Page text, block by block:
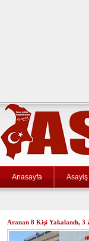
Anasayfa Asayiş
Aranan 8 Kişi Yakalandı, 3